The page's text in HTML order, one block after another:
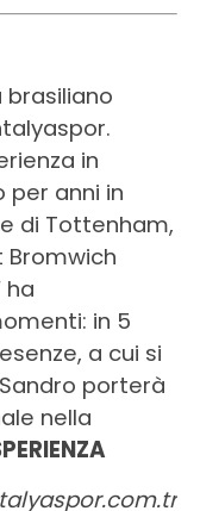
in
per anni in
di Tottenham,
Bromwich
ha
in 5
a cui si
porterà
nella